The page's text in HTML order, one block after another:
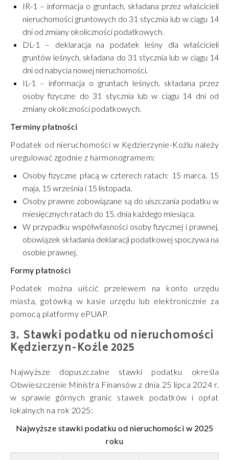
IR-1 – informacja o gruntach, składana przez właścicieli
nieruchomości gruntowych do 31 stycznia lub w ciągu 14
dni od zmiany okoliczności podatkowych.
DL-1 – deklaracja na podatek leśny dla właścicieli
gruntów leśnych, składana do 31 stycznia lub w ciągu 14
dni od nabycia nowej nieruchomości.
IL-1 – informacja o gruntach leśnych, składana przez
osoby fizyczne do 31 stycznia lub w ciągu 14 dni od
zmiany okoliczności podatkowych.
Terminy płatności
Podatek od nieruchomości w Kędzierzynie-Koźlu należy
uregulować zgodnie z harmonogramem:
Osoby fizyczne płacą w czterech ratach: 15 marca, 15
maja, 15 września i 15 listopada.
Osoby prawne zobowiązane są do uiszczania podatku w
miesięcznych ratach do 15. dnia każdego miesiąca.
W przypadku współwłasności osoby fizycznej i prawnej,
obowiązek składania deklaracji podatkowej spoczywa na
osobie prawnej.
Formy płatności
Podatek można uiścić przelewem na konto urzędu
miasta, gotówką w kasie urzędu lub elektronicznie za
pomocą platformy ePUAP.
Stawki podatku od nieruchomości
Kędzierzyn-Koźle 2025
Najwyższe dopuszczalne stawki podatku określa
Obwieszczenie Ministra Finansów z dnia 25 lipca 2024 r.
w sprawie górnych granic stawek podatków i opłat
lokalnych na rok 2025:
Najwyższe stawki podatku od nieruchomości w 2025
roku